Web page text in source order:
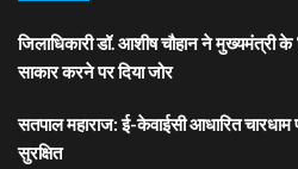
जिलाधिकारी डॉ. आशीष चौहान ने मुख्यमंत्री
साकार करने पर दिया जोर
सतपाल महाराज: ई-केवाईसी आधारित
सुरक्षित